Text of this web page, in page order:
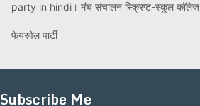
party in hindi। मंच संचालन स्क्रिप्ट-स्कूल कॉलेज
फेयरवेल पार्टी
Subscribe Me